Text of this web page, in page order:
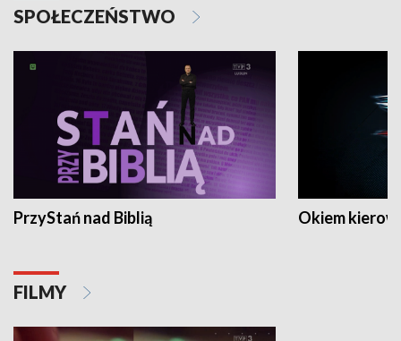
SPOŁECZEŃSTWO
PrzyStań nad Biblią Okiem
FILMY